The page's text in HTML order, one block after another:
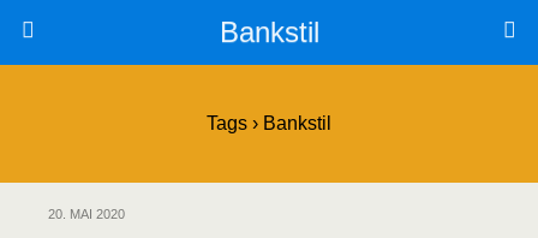
Bankstil
Tags › Bankstil
20. MAI 2020